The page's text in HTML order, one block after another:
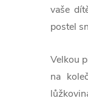
vaše
postel
Velkou
na